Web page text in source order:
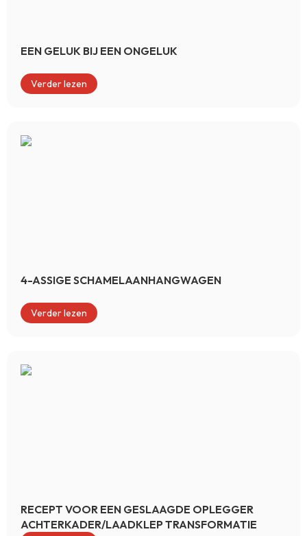
EEN GELUK BIJ EEN ONGELUK
Verder lezen
4-ASSIGE SCHAMELAANHANGWAGEN
Verder lezen
RECEPT VOOR EEN GESLAAGDE OPLEGGER
ACHTERKADER/LAADKLEP TRANSFORMATIE